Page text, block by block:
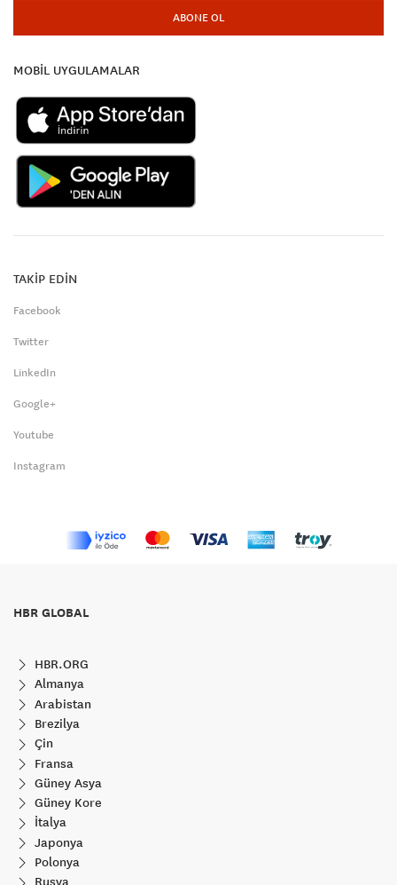
ABONE OL
MOBİL UYGULAMALAR
TAKİP EDİN
Facebook
Twitter
LinkedIn
Google+
Youtube
Instagram
HBR GLOBAL
HBR.ORG
Almanya
Arabistan
Brezilya
Çin
Fransa
Güney Asya
Güney Kore
İtalya
Japonya
Polonya
Rusya